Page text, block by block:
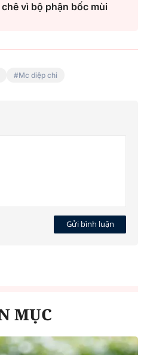
vì bộ phận bốc mùi
Mc diệp chi
Gửi bình luận
MỤC